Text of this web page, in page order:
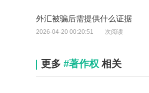
外汇被骗后需提供什么证据
2026-04-20 00:20:51 次阅读
更多 #著作权 相关